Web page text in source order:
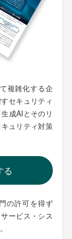
複雑化する企
セキュリティ
成AIとそのリ
ュリティ対策
る
の許可を得ず
ービス・シス